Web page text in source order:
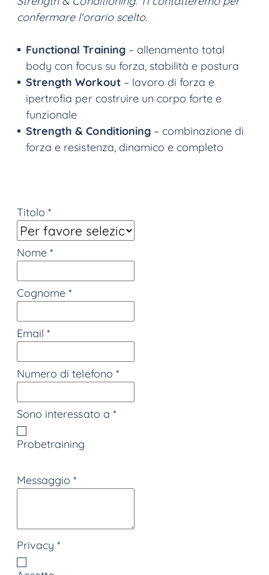
confermare l'orario scelto.
Functional Training– allenamento total
body con focus su forza, stabilità e postura
Strength Workout– lavoro di forza e
ipertrofia per costruire un corpo forte e
funzionale
Strength & Conditioning– combinazione di
forza e resistenza, dinamico e completo
Titolo*
Nome*
Cognome*
Email*
Numero di telefono *
Sono interessato a *
Probetraining
Messaggio*
Privacy*